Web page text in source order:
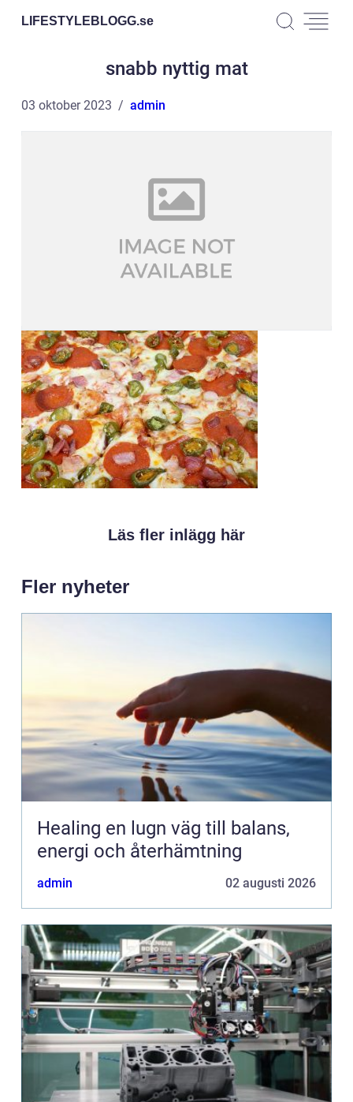
LIFESTYLEBLOGG.se
snabb nyttig mat
03 oktober 2023 admin
Läs fler inlägg här
Fler nyheter
Healing en lugn väg till balans,
energi och återhämtning
admin 02 augusti 2026